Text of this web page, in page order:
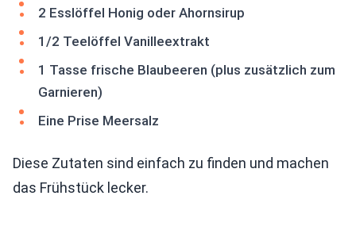
2 Esslöffel Honig oder Ahornsirup
1/2 Teelöffel Vanilleextrakt
1 Tasse frische Blaubeeren (plus zusätzlich zum
Garnieren)
Eine Prise Meersalz
Diese Zutaten sind einfach zu finden und machen
das Frühstück lecker.